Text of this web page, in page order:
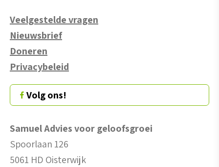
Veelgestelde vragen
Nieuwsbrief
Doneren
Privacybeleid
Volg ons!
Samuel Advies voor geloofsgroei
Spoorlaan 126
5061 HD Oisterwijk